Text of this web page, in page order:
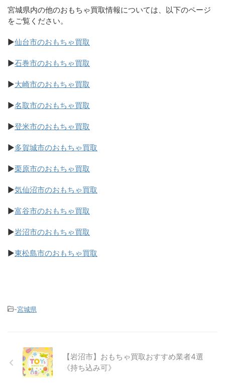
宮城県内の他のおもちゃ買取情報については、以下のページ
をご覧ください。
▶仙台市のおもちゃ買取
▶石巻市のおもちゃ買取
▶大崎市のおもちゃ買取
▶名取市のおもちゃ買取
▶登米市のおもちゃ買取
▶多賀城市のおもちゃ買取
▶栗原市のおもちゃ買取
▶気仙沼市のおもちゃ買取
▶富谷市のおもちゃ買取
▶岩沼市のおもちゃ買取
▶東松島市のおもちゃ買取
-宮城県
【岩沼市】おもちゃ買取おすすめ業者4選
《持ち込み可》